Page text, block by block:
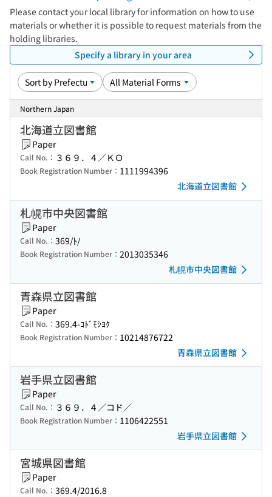
Please contact your local library for information on how to use
materials or whether it is possible to request materials from the
holding libraries.
Specify a library in your area
Northern Japan
北海道立図書館
Paper
Call No.： ３６９．４／ＫＯ
Book Registration Number： 1111994396
北海道立図書館
札幌市中央図書館
Paper
Call No.： 369/ﾄ/
Book Registration Number： 2013035346
札幌市中央図書館
青森県立図書館
Paper
Call No.： 369.4-ｺﾄﾞﾓｼﾖｸ
Book Registration Number： 10214876722
青森県立図書館
岩手県立図書館
Paper
Call No.： ３６９．４／コド／
Book Registration Number： 1106422551
岩手県立図書館
宮城県図書館
Paper
Call No.： 369.4/2016.8